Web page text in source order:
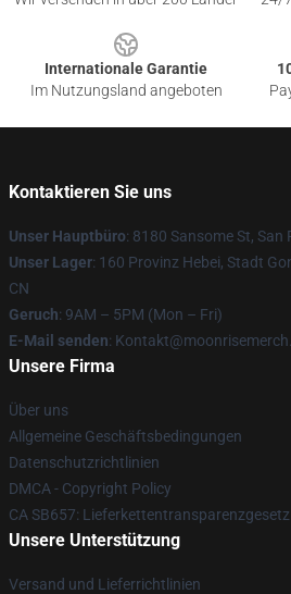
Internationale Garantie
Im Nutzungsland angeboten
Kontaktieren Sie uns
Unser Hauptbüro: 8180 Sansome St, San
Unser Lager: 160 Provinz Hebei, Stadt
CN
Geruch: 9AM – 5PM (Mon – Fri)
E-Mail senden:
Unsere Firma
Über uns
Allgemeine Geschäftsbedingungen
Datenschutzrichtlinien
DMCA - Copyright Policy
CA SB657: Lieferkettentransparenzgesetz
Unsere Unterstützung
Versand und Lieferrichtlinien